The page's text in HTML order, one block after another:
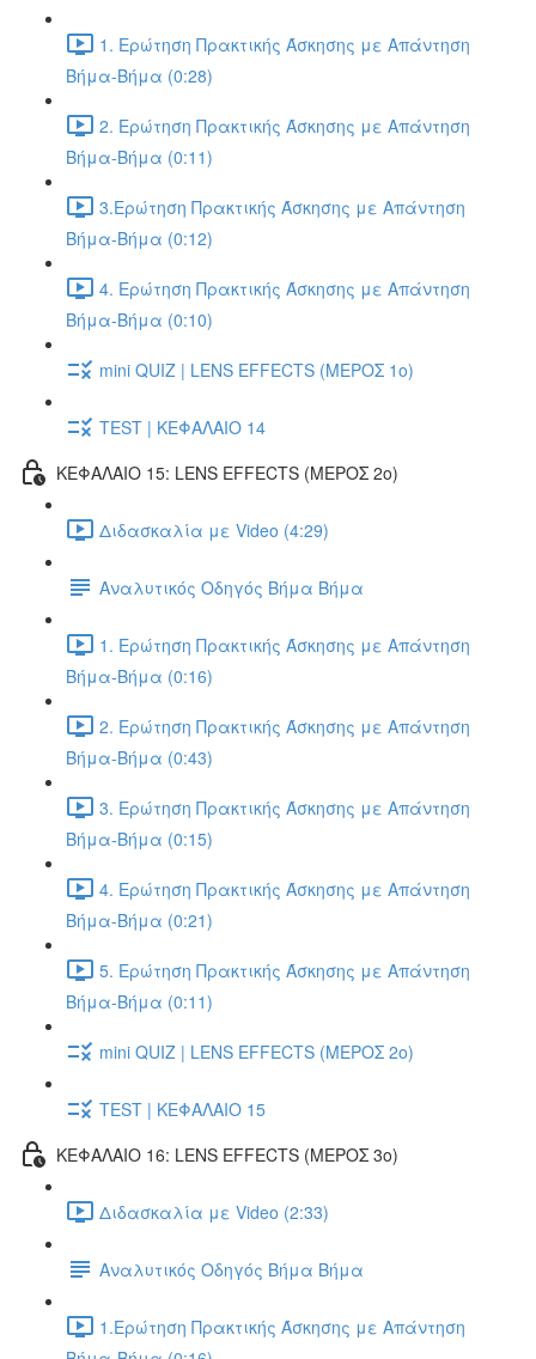
1. Ερώτηση Πρακτικής Άσκησης με Απάντηση
Βήμα-Βήμα (0:28)
2. Ερώτηση Πρακτικής Άσκησης με Απάντηση
Βήμα-Βήμα (0:11)
3.Ερώτηση Πρακτικής Άσκησης με Απάντηση
Βήμα-Βήμα (0:12)
4. Ερώτηση Πρακτικής Άσκησης με Απάντηση
Βήμα-Βήμα (0:10)
mini QUIZ | LENS EFFECTS (ΜΕΡΟΣ 1ο)
TEST | ΚΕΦΑΛΑΙΟ 14
ΚΕΦΑΛΑΙΟ 15: LENS EFFECTS (ΜΕΡΟΣ 2o)
Διδασκαλία με Video (4:29)
Αναλυτικός Οδηγός Βήμα Βήμα
1. Ερώτηση Πρακτικής Άσκησης με Απάντηση
Βήμα-Βήμα (0:16)
2. Ερώτηση Πρακτικής Άσκησης με Απάντηση
Βήμα-Βήμα (0:43)
3. Ερώτηση Πρακτικής Άσκησης με Απάντηση
Βήμα-Βήμα (0:15)
4. Ερώτηση Πρακτικής Άσκησης με Απάντηση
Βήμα-Βήμα (0:21)
5. Ερώτηση Πρακτικής Άσκησης με Απάντηση
Βήμα-Βήμα (0:11)
mini QUIZ | LENS EFFECTS (ΜΕΡΟΣ 2o)
TEST | ΚΕΦΑΛΑΙΟ 15
ΚΕΦΑΛΑΙΟ 16: LENS EFFECTS (ΜΕΡΟΣ 3o)
Διδασκαλία με Video (2:33)
Αναλυτικός Οδηγός Βήμα Βήμα
1.Ερώτηση Πρακτικής Άσκησης με Απάντηση